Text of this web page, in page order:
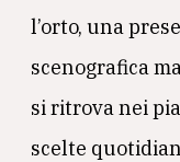
l’orto, una
scenografica
si ritrova nei
scelte